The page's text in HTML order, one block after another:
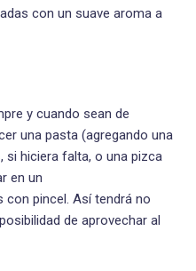
con un suave aroma a
y cuando sean de
una pasta (agregando una
si hiciera falta, o una pizca
en un
con pincel. Así tendrá no
de aprovechar al